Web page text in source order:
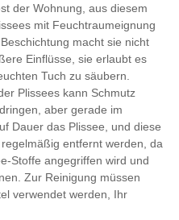
der Wohnung, aus diesem
mit Feuchtraumeignung
macht sie nicht
Einflüsse, sie erlaubt es
Tuch zu säubern.
Plissees kann Schmutz
aber gerade im
Dauer das Plissee, und diese
entfernt werden, da
Stoffe angegriffen wird und
Zur Reinigung müssen
verwendet werden, Ihr